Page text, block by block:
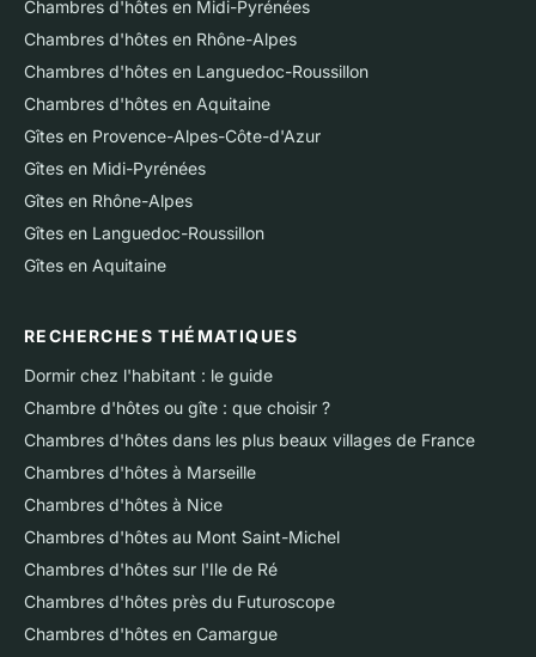
Chambres d'hôtes en Midi-Pyrénées
Chambres d'hôtes en Rhône-Alpes
Chambres d'hôtes en Languedoc-Roussillon
Chambres d'hôtes en Aquitaine
Gîtes en Provence-Alpes-Côte-d'Azur
Gîtes en Midi-Pyrénées
Gîtes en Rhône-Alpes
Gîtes en Languedoc-Roussillon
Gîtes en Aquitaine
RECHERCHES THÉMATIQUES
Dormir chez l'habitant : le guide
Chambre d'hôtes ou gîte : que choisir ?
Chambres d'hôtes dans les plus beaux villages de France
Chambres d'hôtes à Marseille
Chambres d'hôtes à Nice
Chambres d'hôtes au Mont Saint-Michel
Chambres d'hôtes sur l'Ile de Ré
Chambres d'hôtes près du Futuroscope
Chambres d'hôtes en Camargue